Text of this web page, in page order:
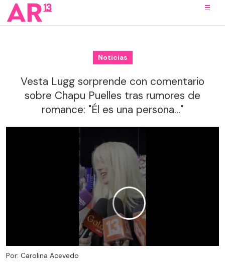
Noticias
Vesta Lugg sorprende con comentario
sobre Chapu Puelles tras rumores de
romance: "Él es una persona..."
Por: Carolina Acevedo